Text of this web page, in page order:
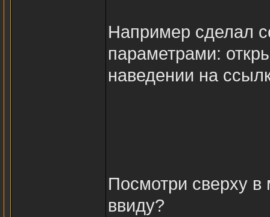
Например сделал
параметрами:
наведении на
Посмотри сверху
ввиду?